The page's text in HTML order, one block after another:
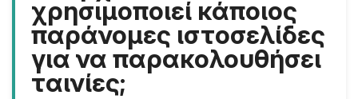
χρησιμοποιεί κάποιος
παράνομες ιστοσελίδες
για να παρακολουθήσει
ταινίες;